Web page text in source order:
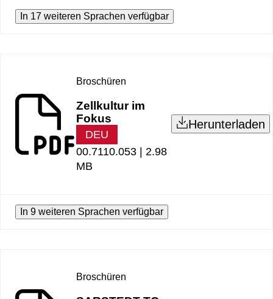
In 17 weiteren Sprachen verfügbar
Broschüren
Zellkultur im
Fokus
DEU
00.7110.053 | 2.98
MB
Herunterladen
In 9 weiteren Sprachen verfügbar
Broschüren